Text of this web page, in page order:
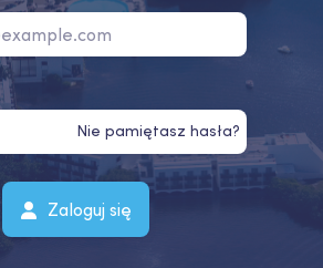
Nie pamiętasz hasła?
Zaloguj się